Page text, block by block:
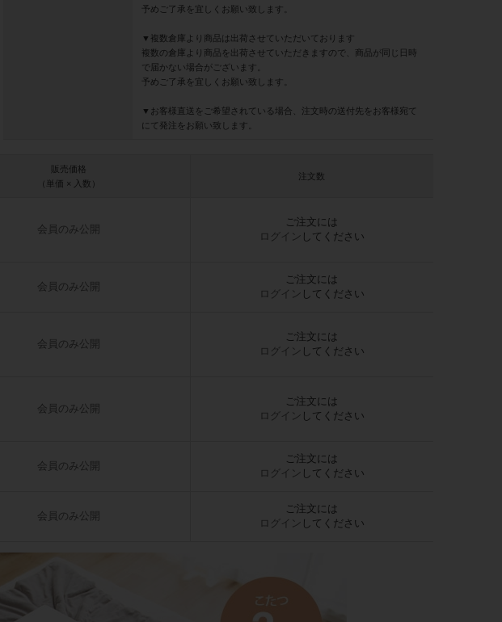
予めご了承を宜しくお願い致します。
▼複数倉庫より商品は出荷させていただいております
複数の倉庫より商品を出荷させていただきますので、商品が同じ日時
で届かない場合がございます。
予めご了承を宜しくお願い致します。
▼お客様直送をご希望されている場合、注文時の送付先をお客様宛て
にて発注をお願い致します。
販売価格
（単価 × 入数）
注文数
会員のみ公開
ご注文には
ログイン してください
会員のみ公開
ご注文には
ログイン してください
会員のみ公開
ご注文には
ログイン してください
会員のみ公開
ご注文には
ログイン してください
会員のみ公開
ご注文には
ログイン してください
会員のみ公開
ご注文には
ログイン してください